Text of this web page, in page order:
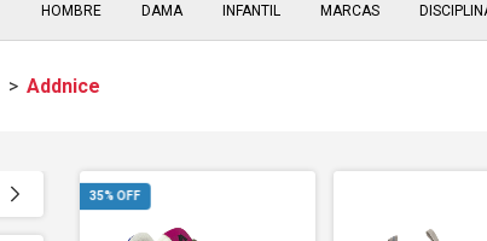
HOMBRE DAMA INFANTIL MARCAS
> Addnice
35% OFF